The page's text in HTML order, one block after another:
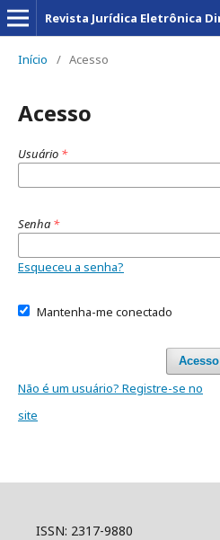
Início / Acesso
Acesso
Usuário *
Senha *
Esqueceu a senha?
Mantenha-me conectado
Acesso
Não é um usuário? Registre-se no
site
ISSN: 2317-9880